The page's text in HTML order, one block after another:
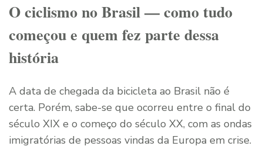
O ciclismo no Brasil — como tudo
começou e quem fez parte dessa
história
A data de chegada da bicicleta ao Brasil não é
certa. Porém, sabe-se que ocorreu entre o final do
século XIX e o começo do século XX, com as ondas
imigratórias de pessoas vindas da Europa em crise.